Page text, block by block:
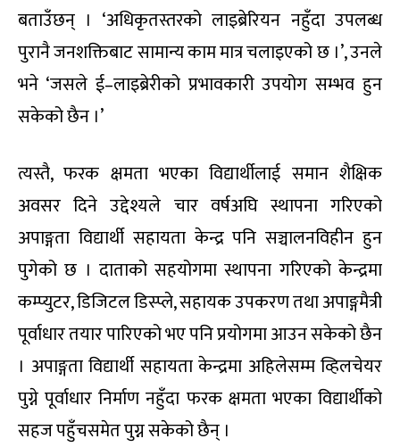
बताउँछन् । ‘अधिकृतस्तरको लाइब्रेरियन नहुँदा उपलब्ध
पुरानै जनशक्तिबाट सामान्य काम मात्र चलाइएको छ ।’, उनले
भने ‘जसले ई–लाइब्रेरीको प्रभावकारी उपयोग सम्भव हुन
सकेको छैन ।’
त्यस्तै, फरक क्षमता भएका विद्यार्थीलाई समान शैक्षिक
अवसर दिने उद्देश्यले चार वर्षअघि स्थापना गरिएको
अपाङ्गता विद्यार्थी सहायता केन्द्र पनि सञ्चालनविहीन हुन
पुगेको छ । दाताको सहयोगमा स्थापना गरिएको केन्द्रमा
कम्प्युटर, डिजिटल डिस्प्ले, सहायक उपकरण तथा अपाङ्गमैत्री
पूर्वाधार तयार पारिएको भए पनि प्रयोगमा आउन सकेको छैन
। अपाङ्गता विद्यार्थी सहायता केन्द्रमा अहिलेसम्म व्हिलचेयर
पुग्ने पूर्वाधार निर्माण नहुँदा फरक क्षमता भएका विद्यार्थीको
सहज पहुँचसमेत पुग्न सकेको छैन् ।